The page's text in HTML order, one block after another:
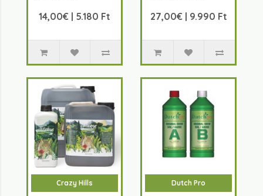
14,00€ | 5.180 Ft
27,00€ | 9.990 Ft
Crazy Hills Dutch Pro